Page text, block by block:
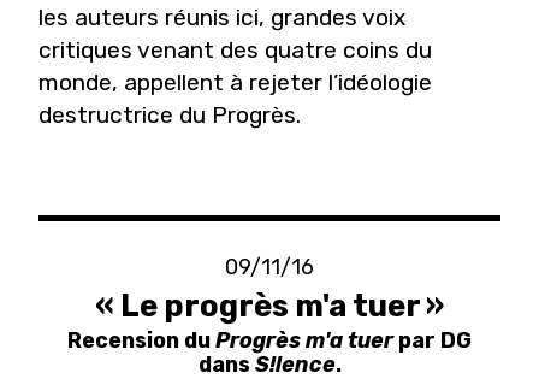
les auteurs réunis ici, grandes voix
critiques venant des quatre coins du
monde, appellent à rejeter l’idéologie
destructrice du Progrès.
09/11/16
« Le progrès m'a tuer »
Recension duProgrès m'a tuerpar DG
dans S!lence.